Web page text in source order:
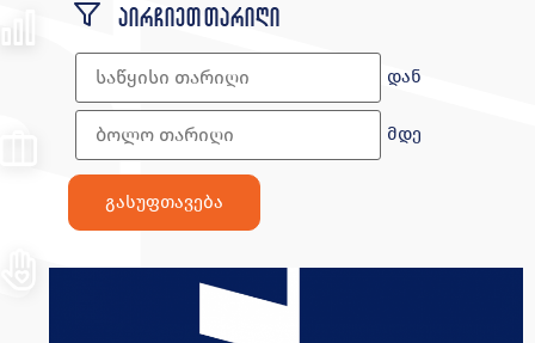
აირჩიეთ თარიღი
დან
მდე